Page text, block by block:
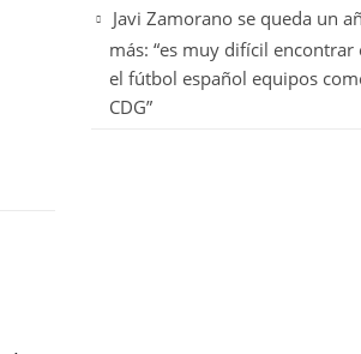
Javi Zamorano se queda un
más: “es muy difícil encontrar
el fútbol español equipos
CDG”